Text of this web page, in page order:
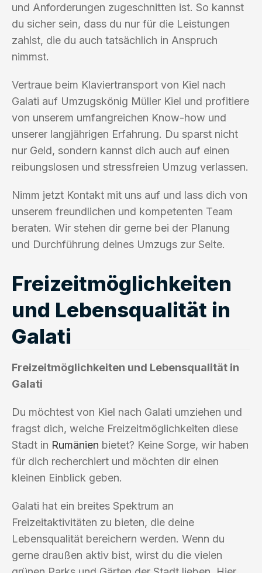
und Anforderungen zugeschnitten ist. So kannst
du sicher sein, dass du nur für die Leistungen
zahlst, die du auch tatsächlich in Anspruch
nimmst.
Vertraue beim Klaviertransport von Kiel nach
Galati auf Umzugskönig Müller Kiel und profitiere
von unserem umfangreichen Know-how und
unserer langjährigen Erfahrung. Du sparst nicht
nur Geld, sondern kannst dich auch auf einen
reibungslosen und stressfreien Umzug verlassen.
Nimm jetzt Kontakt mit uns auf und lass dich von
unserem freundlichen und kompetenten Team
beraten. Wir stehen dir gerne bei der Planung
und Durchführung deines Umzugs zur Seite.
Freizeitmöglichkeiten
und Lebensqualität in
Galati
Freizeitmöglichkeiten und Lebensqualität in
Galati
Du möchtest von Kiel nach Galati umziehen und
fragst dich, welche Freizeitmöglichkeiten diese
Stadt in Rumänien bietet? Keine Sorge, wir haben
für dich recherchiert und möchten dir einen
kleinen Einblick geben.
Galati hat ein breites Spektrum an
Freizeitaktivitäten zu bieten, die deine
Lebensqualität bereichern werden. Wenn du
gerne draußen aktiv bist, wirst du die vielen